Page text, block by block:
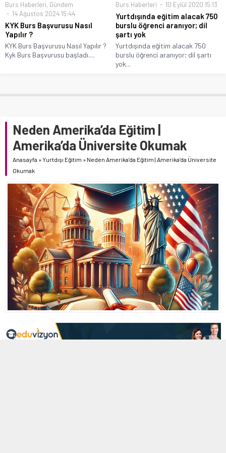
Burs Haberleri, Gündem
14 Ağustos 2024 15:44
KYK Burs Başvurusu Nasıl
Yapılır ?
KYK Burs Başvurusu Nasıl Yapılır ?
Kyk Burs Başvurusu başladı....
Burs Haberleri 10 Eylül 2020 15:13
Yurtdışında eğitim alacak 750
burslu öğrenci aranıyor; dil
şartı yok
Yurtdışında eğitim alacak 750
burslu öğrenci aranıyor; dil şartı
yok...
Neden Amerika’da Eğitim |
Amerika’da Üniversite Okumak
Anasayfa »Yurtdışı Eğitim » Neden Amerika’da Eğitim | Amerika’da Üniversite
Okumak